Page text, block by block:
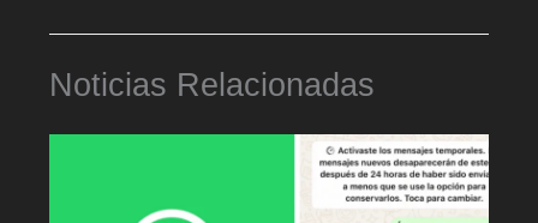
Noticias Relacionadas